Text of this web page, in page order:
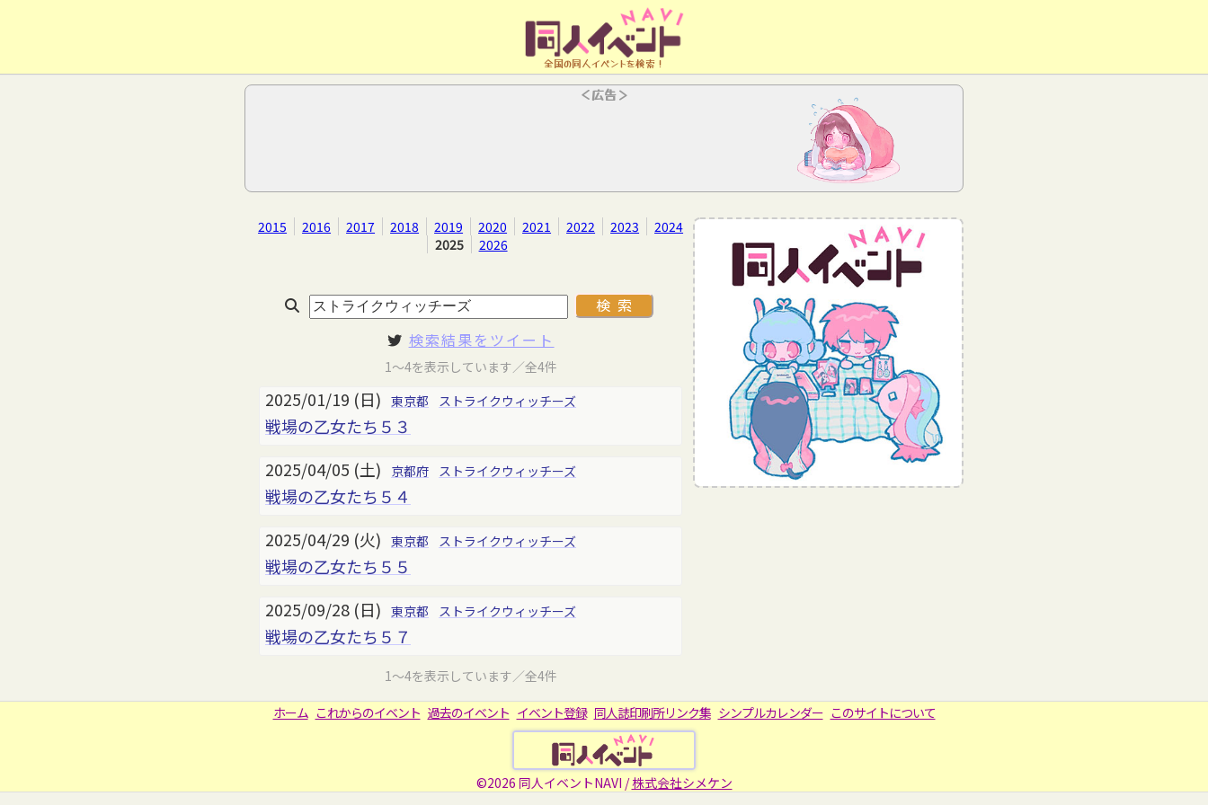
全国の同人イベントを検索！
＜広告＞
2015 2016 2017 2018 2019 2020 2021 2022 2023
2024
2025
2026
検索結果をツイート
1～4を表示しています／全4件
2025/01/19 (日) 東京都 ストライクウィッチーズ
戦場の乙女たち５３
2025/04/05 (土)
京都府 ストライクウィッチーズ
戦場の乙女たち５４
2025/04/29 (火) 東京都 ストライクウィッチーズ
戦場の乙女たち５５
2025/09/28 (日) 東京都 ストライクウィッチーズ
戦場の乙女たち５７
1～4を表示しています／全4件
ホーム これからのイベント 過去のイベント イベント登録 同人誌印刷所リンク集 シンプルカレンダー このサイトについて
©2026 同人イベントNAVI /株式会社シメケン